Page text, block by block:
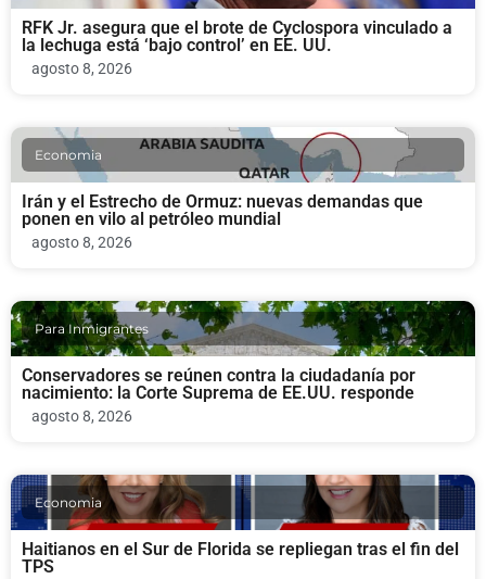
RFK Jr. asegura que el brote de Cyclospora vinculado a
la lechuga está ‘bajo control’ en EE. UU.
agosto 8, 2026
Economia
Irán y el Estrecho de Ormuz: nuevas demandas que
ponen en vilo al petróleo mundial
agosto 8, 2026
Para Inmigrantes
Conservadores se reúnen contra la ciudadanía por
nacimiento: la Corte Suprema de EE.UU. responde
agosto 8, 2026
Economia
Haitianos en el Sur de Florida se repliegan tras el fin del
TPS